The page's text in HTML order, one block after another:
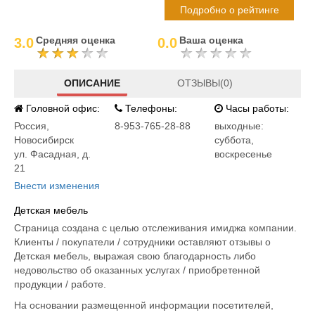
Подробно о рейтинге
3.0Средняя оценка 0.0 Ваша оценка
ОПИСАНИЕ ОТЗЫВЫ(0)
Головной офис:
Россия
Новосибирск
ул. Фасадная, д.
21
Внести изменения
Телефоны:
8-953-765-28-88
Часы работы:
выходные:
суббота,
воскресенье
Детская мебель
Страница создана с целью отслеживания имиджа компании.
Клиенты / покупатели / сотрудники оставляют отзывы о
Детская мебель, выражая свою благодарность либо
недовольство об оказанных услугах / приобретенной
продукции / работе.
На основании размещенной информации посетителей,